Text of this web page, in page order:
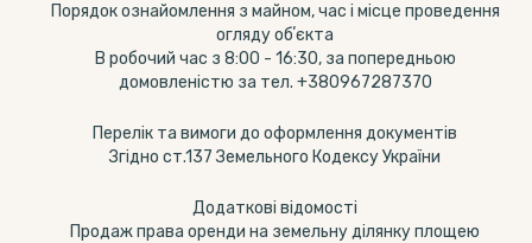
Порядок ознайомлення з майном, час і місце проведення
огляду обʼєкта
В робочий час з 8:00 - 16:30, за попередньою
домовленістю за тел. +380967287370
Перелік та вимоги до оформлення документів
Згідно ст.137 Земельного Кодексу України
Додаткові відомості
Продаж права оренди на земельну ділянку площею